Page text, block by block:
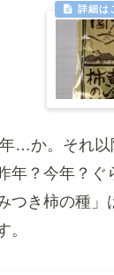
…か。それ以
年？今年？ぐ
つき柿の種」
。